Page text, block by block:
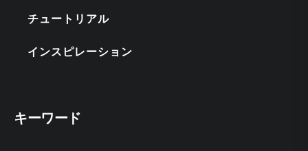
チュートリアル
インスピレーション
キーワード